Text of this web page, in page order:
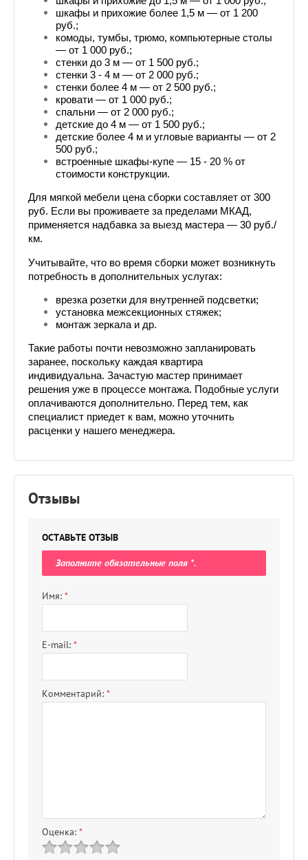
шкафы и прихожие более 1,5 м — от 1 200
руб.;
комоды, тумбы, трюмо, компьютерные столы
— от 1 000 руб.;
стенки до 3 м — от 1 500 руб.;
стенки 3 - 4 м — от 2 000 руб.;
стенки более 4 м — от 2 500 руб.;
кровати — от 1 000 руб.;
спальни — от 2 000 руб.;
детские до 4 м — от 1 500 руб.;
детские более 4 м и угловые варианты — от 2
500 руб.;
встроенные шкафы-купе — 15 - 20 % от
стоимости конструкции.
Для мягкой мебели цена сборки составляет от 300
руб. Если вы проживаете за пределами МКАД,
применяется надбавка за выезд мастера — 30 руб./
км.
Учитывайте, что во время сборки может возникнуть
потребность в дополнительных услугах:
врезка розетки для внутренней подсветки;
установка межсекционных стяжек;
монтаж зеркала и др.
Такие работы почти невозможно запланировать
заранее, поскольку каждая квартира
индивидуальна. Зачастую мастер принимает
решения уже в процессе монтажа. Подобные услуги
оплачиваются дополнительно. Перед тем, как
специалист приедет к вам, можно уточнить
расценки у нашего менеджера.
Отзывы
ОСТАВЬТЕ ОТЗЫВ
Заполните обязательные поля *.
Имя: *
E-mail: *
Комментарий: *
Оценка: *